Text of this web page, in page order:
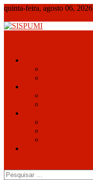
Skip
content
quinta-feira, agosto 06, 2026
Pesquisar